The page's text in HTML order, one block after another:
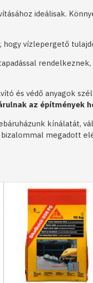
ideálisak.
vízlepergető
és védő anyagok
az építmények
kínálatát,
megadott